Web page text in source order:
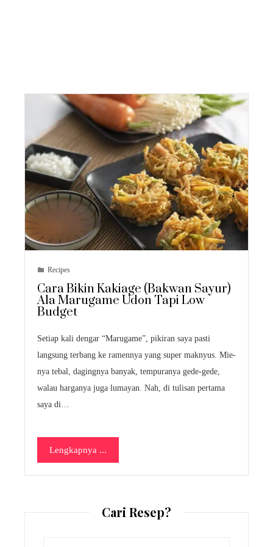
Recipes
Cara Bikin Kakiage (Bakwan Sayur)
Ala Marugame Udon Tapi Low
Budget
Setiap kali dengar “Marugame”, pikiran saya pasti
langsung terbang ke ramennya yang super maknyus. Mie-
nya tebal, dagingnya banyak, tempuranya gede-gede,
walau harganya juga lumayan. Nah, di tulisan pertama
saya di…
Lengkapnya ...
Cari Resep?